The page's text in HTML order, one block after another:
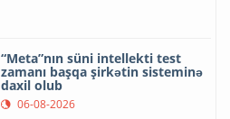
“Meta”nın süni intellekti test
zamanı başqa şirkətin sisteminə
daxil olub
06-08-2026